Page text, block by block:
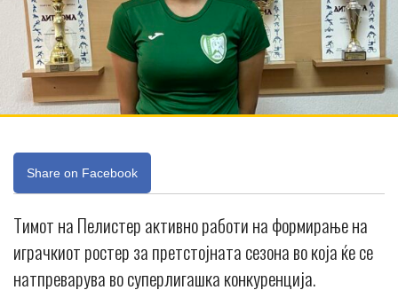
Share on Facebook
Тимот на Пелистер активно работи на формирање на
играчкиот ростер за претстојната сезона во која ќе се
натпреварува во суперлигашка конкуренција.